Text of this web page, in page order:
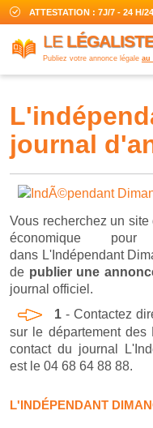
ATTESTATION : 7J/7 - 24 H/24
LE
Publiez votre annonce légale au
l'indépendant dimanche :
journal
Vous recherchez un
économique
dans L'Indépendant
de publier une
journal officiel.
1- Contactez
sur le département des
contact du journal
est le 04 68 64 88 88.
L'INDÉPENDANT